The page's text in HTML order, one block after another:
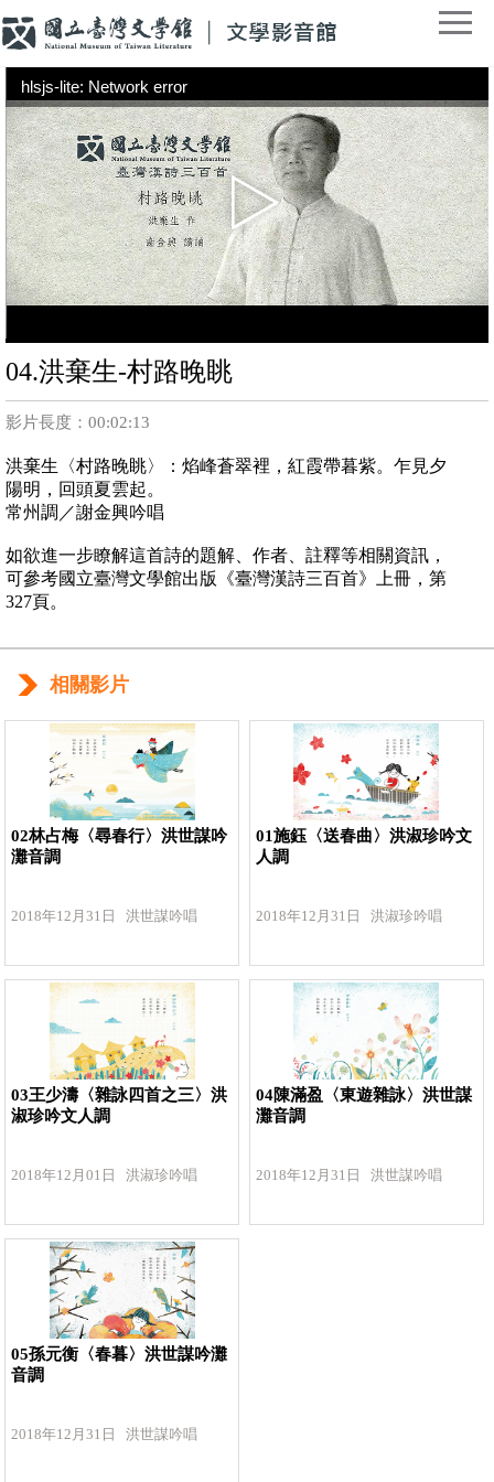
hlsjs-lite: Network error
04.洪棄生-村路晚眺
影片長度：00:02:13
洪棄生〈村路晚眺〉：焰峰蒼翠裡，紅霞帶暮紫。乍見夕
陽明，回頭夏雲起。
常州調／謝金興吟唱
如欲進一步瞭解這首詩的題解、作者、註釋等相關資訊，
可參考國立臺灣文學館出版《臺灣漢詩三百首》上冊，第
327頁。
相關影片
02林占梅〈尋春行〉洪世謀吟
灘音調
2018年12月31日 洪世謀吟唱
01施鈺〈送春曲〉洪淑珍吟文
人調
2018年12月31日 洪淑珍吟唱
03王少濤〈雜詠四首之三〉洪
淑珍吟文人調
2018年12月01日 洪淑珍吟唱
04陳滿盈〈東遊雜詠〉洪世謀
灘音調
2018年12月31日 洪世謀吟唱
05孫元衡〈春暮〉洪世謀吟灘
音調
2018年12月31日 洪世謀吟唱